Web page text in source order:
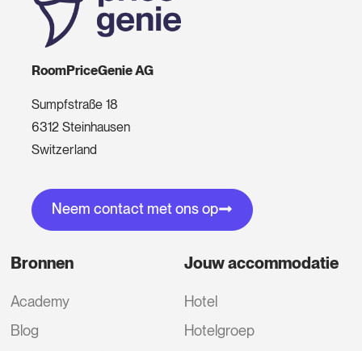
RoomPriceGenie AG
Sumpfstraße 18
6312 Steinhausen
Switzerland
Neem contact met ons op
Bronnen
Academy
Blog
Jouw accommodatie
Hotel
Hotelgroep